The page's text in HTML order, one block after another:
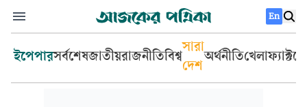
En
ইপেপারসর্বশেষজাতীয়রাজনীতিবিশ্ব
সারা
দেশ
অর্থনীতিখেলা